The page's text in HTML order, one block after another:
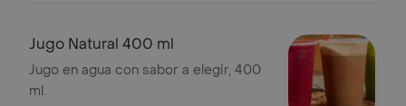
Jugo Natural 400 ml
Jugo en agua con sabor a elegir, 400
ml.